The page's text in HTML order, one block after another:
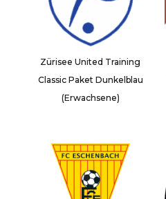
Zürisee United Training
Classic Paket Dunkelblau
(Erwachsene)